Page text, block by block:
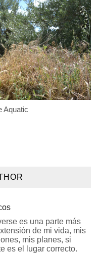
Aquatic
es una parte más
de mi vida, mis
mis planes, si
es el lugar correcto.